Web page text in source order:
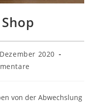
2020
von der Abwechslung